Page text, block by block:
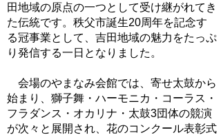
田地域の原点の一つとして受け継がれてき
た伝統です。秩父市誕生20周年を記念す
る冠事業として、吉田地域の魅力をたっぷ
り発信する一日となりました。
会場のやまなみ会館では、寄せ太鼓から
始まり、獅子舞・ハーモニカ・コーラス・
フラダンス・オカリナ・太鼓3団体の競演
が次々と展開され、花のコンクール表彰式